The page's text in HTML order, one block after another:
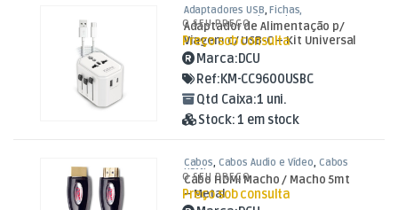
Adaptadores USB ,Fichas,
Conectores e Adaptadores
Adaptador de Alimentação p/
Viagem c/ USB-C – Kit Universal
O SEU PREÇO
Preço sob consulta
Marca:DCU
Ref:KM-CC9600USBC
Qtd Caixa:1 uni.
Stock: 1 em stock
Cabos, Cabos Áudio e Vídeo, Cabos
HDMI
Cabo HDMI Macho / Macho 5mt
– Metal
O SEU PREÇO
Preço sob consulta